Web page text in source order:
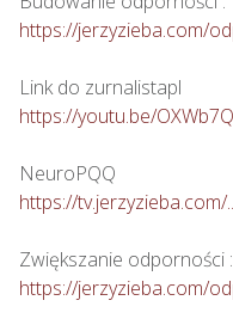
https://jerzyzieba.com/
https://youtu.be/
https://
https://jerzyzieba.com/